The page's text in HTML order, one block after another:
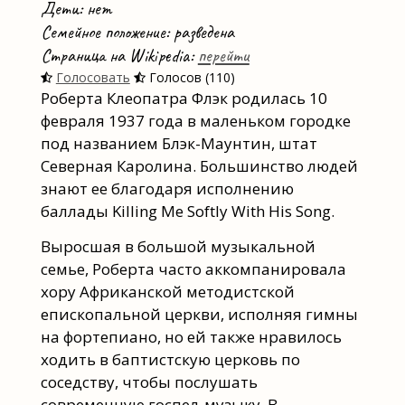
Дети: нет
Семейное положение: разведена
Страница на Wikipedia: перейти
Голосовать Голосов (110)
Роберта Клеопатра Флэк родилась 10
февраля 1937 года в маленьком городке
под названием Блэк-Маунтин, штат
Северная Каролина. Большинство людей
знают ее благодаря исполнению
баллады Killing Me Softly With His Song.
Выросшая в большой музыкальной
семье, Роберта часто аккомпанировала
хору Африканской методистской
епископальной церкви, исполняя гимны
на фортепиано, но ей также нравилось
ходить в баптистскую церковь по
соседству, чтобы послушать